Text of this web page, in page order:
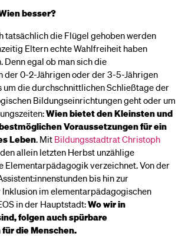
besser?
tatsächlich die Flügel gehoben werden
Eltern echte Wahlfreiheit haben
Denn egal ob man sich die
der 0-2-Jährigen oder der 3-5-Jährigen
um die durchschnittlichen Schließtage der
Bildungseinrichtungen geht oder um
Wien bietet den Kleinsten und
Voraussetzungen für ein
Leben. Mit Bildungsstadtrat Christoph
allein letzten Herbst unzählige
Elementarpädagogik verzeichnet. Von der
bis hin zur
im elementarpädagogischen
in der Hauptstadt:Wo wir in
folgen auch spürbare
die Menschen.